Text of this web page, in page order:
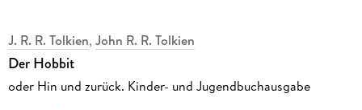
J. R. R. Tolkien, John R. R. Tolkien
Der Hobbit
oder Hin und zurück. Kinder- und Jugendbuchausgabe